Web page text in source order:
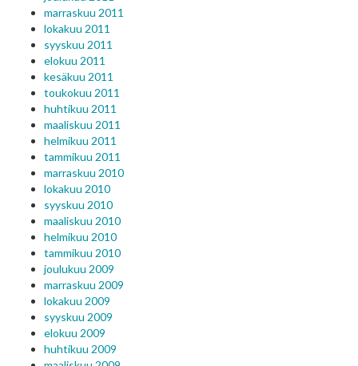
marraskuu 2011
lokakuu 2011
syyskuu 2011
elokuu 2011
kesäkuu 2011
toukokuu 2011
huhtikuu 2011
maaliskuu 2011
helmikuu 2011
tammikuu 2011
marraskuu 2010
lokakuu 2010
syyskuu 2010
maaliskuu 2010
helmikuu 2010
tammikuu 2010
joulukuu 2009
marraskuu 2009
lokakuu 2009
syyskuu 2009
elokuu 2009
huhtikuu 2009